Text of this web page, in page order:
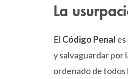
La
El Código Penal
y salvaguardar por
ordenado de todos